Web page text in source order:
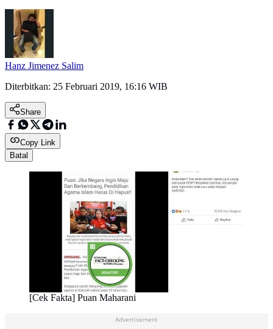
Hanz Jimenez Salim
Diterbitkan: 25 Februari 2019, 16:16 WIB
Share
Copy Link
Batal
[Cek Fakta] Puan Maharani
Advertisement